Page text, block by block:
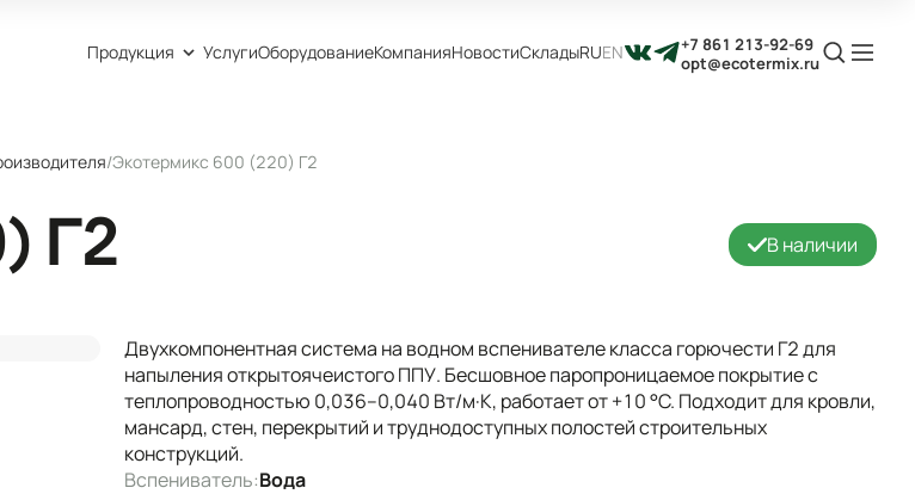
Продукция УслугиОборудованиеКомпанияНовостиСкладыRUEN
+7 861 213-92-69
opt@ecotermix.ru
/Экотермикс 600 (220) Г2
Г2 В наличии
Двухкомпонентная система на водном вспенивателе класса горючести Г2 для
напыления открытоячеистого ППУ. Бесшовное паропроницаемое покрытие с
теплопроводностью 0,036–0,040 Вт/м·К, работает от +10 °C. Подходит для кровли,
мансард, стен, перекрытий и труднодоступных полостей строительных
конструкций.
Вспениватель:Вода